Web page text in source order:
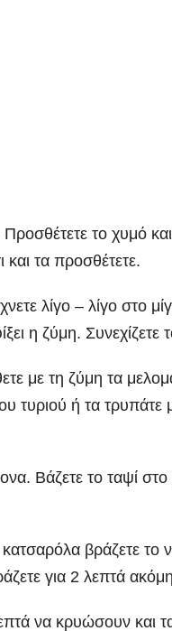
το χυμό
και τα προσθέτετε.
λίγο – λίγο στο
η ζύμη. Συνεχίζετε
με τη ζύμη τα
τυριού ή τα
Βάζετε το ταψί
βράζετε το
για 2 λεπτά
να κρυώσουν και τα